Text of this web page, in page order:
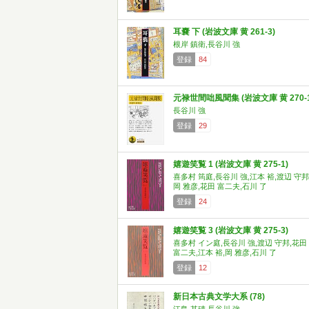
耳嚢 下 (岩波文庫 黄 261-3)
根岸 鎮衛,長谷川 強
登録
84
元禄世間咄風聞集 (岩波文庫 黄 270-
長谷川 強
登録
29
嬉遊笑覧 1 (岩波文庫 黄 275-1)
喜多村 筠庭,長谷川 強,江本 裕,渡辺 守
岡 雅彦,花田 富二夫,石川 了
登録
24
嬉遊笑覧 3 (岩波文庫 黄 275-3)
喜多村 イン庭,長谷川 強,渡辺 守邦,花田
富二夫,江本 裕,岡 雅彦,石川 了
登録
12
新日本古典文学大系 (78)